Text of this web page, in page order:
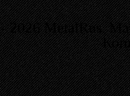
2026 MetalRus.